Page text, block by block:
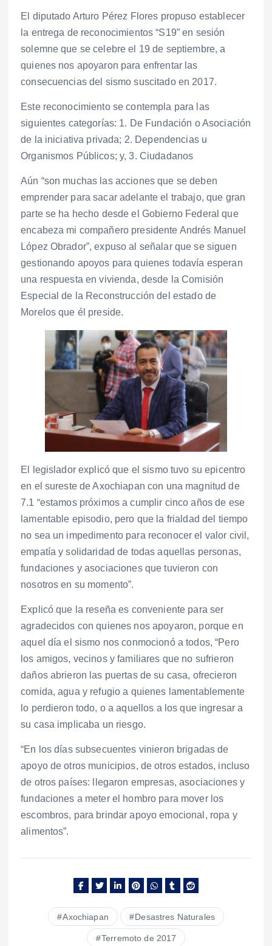
El diputado Arturo Pérez Flores propuso establecer
la entrega de reconocimientos “S19” en sesión
solemne que se celebre el 19 de septiembre, a
quienes nos apoyaron para enfrentar las
consecuencias del sismo suscitado en 2017.
Este reconocimiento se contempla para las
siguientes categorías: 1. De Fundación o Asociación
de la iniciativa privada; 2. Dependencias u
Organismos Públicos; y, 3. Ciudadanos
Aún “son muchas las acciones que se deben
emprender para sacar adelante el trabajo, que gran
parte se ha hecho desde el Gobierno Federal que
encabeza mi compañero presidente Andrés Manuel
López Obrador”, expuso al señalar que se siguen
gestionando apoyos para quienes todavía esperan
una respuesta en vivienda, desde la Comisión
Especial de la Reconstrucción del estado de
Morelos que él preside.
El legislador explicó que el sismo tuvo su epicentro
en el sureste de Axochiapan con una magnitud de
7.1 “estamos próximos a cumplir cinco años de ese
lamentable episodio, pero que la frialdad del tiempo
no sea un impedimento para reconocer el valor civil,
empatía y solidaridad de todas aquellas personas,
fundaciones y asociaciones que tuvieron con
nosotros en su momento”.
Explicó que la reseña es conveniente para ser
agradecidos con quienes nos apoyaron, porque en
aquel día el sismo nos conmocionó a todos, “Pero
los amigos, vecinos y familiares que no sufrieron
daños abrieron las puertas de su casa, ofrecieron
comida, agua y refugio a quienes lamentablemente
lo perdieron todo, o a aquellos a los que ingresar a
su casa implicaba un riesgo.
“En los días subsecuentes vinieron brigadas de
apoyo de otros municipios, de otros estados, incluso
de otros países: llegaron empresas, asociaciones y
fundaciones a meter el hombro para mover los
escombros, para brindar apoyo emocional, ropa y
alimentos”.
Axochiapan Desastres Naturales
Terremoto de 2017